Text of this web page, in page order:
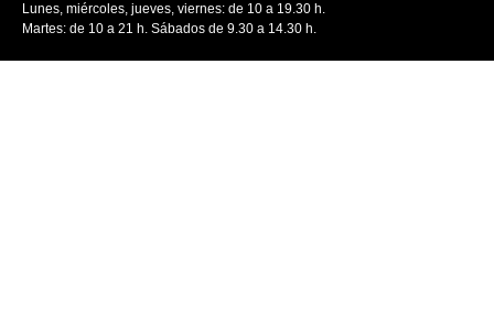
Lunes, miércoles, jueves, viernes: de 10 a 19.30 h.
Martes: de 10 a 21 h. Sábados de 9.30 a 14.30 h.